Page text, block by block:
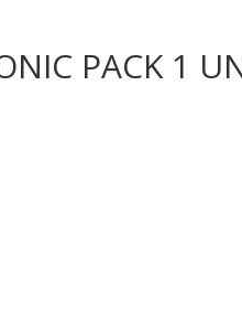
PACK 1